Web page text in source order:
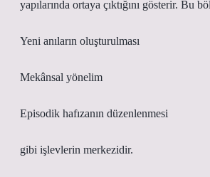
yapılarında ortaya çıktığını gösterir. Bu
Yeni anıların oluşturulması
Mekânsal yönelim
Episodik hafızanın düzenlenmesi
gibi işlevlerin merkezidir.